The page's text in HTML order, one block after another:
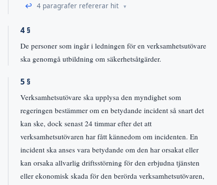
↩ 4 paragrafer refererar hit
4 §
De personer som ingår i ledningen för en verksamhetsutövare
ska genomgå utbildning om säkerhetsåtgärder.
5 §
Verksamhetsutövare ska upplysa den myndighet som
regeringen bestämmer om en betydande incident så snart det
kan ske, dock senast 24 timmar efter det att
verksamhetsutövaren har fått kännedom om incidenten. En
incident ska anses vara betydande om den har orsakat eller
kan orsaka allvarlig driftsstörning för den erbjudna tjänsten
eller ekonomisk skada för den berörda verksamhetsutövaren,